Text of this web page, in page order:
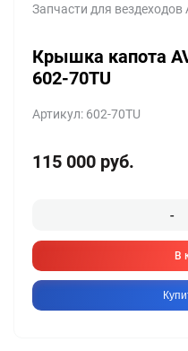
Запчасти для вездеходов
Крышка капота
602-70TU
Артикул: 602-70TU
115 000 руб.
-
В